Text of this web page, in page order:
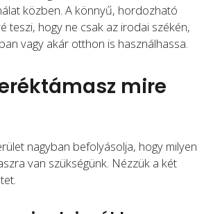
közben. A könnyű, hordozható
teszi, hogy ne csak az irodai székén,
vagy akár otthon is használhassa.
mire
nagyban befolyásolja, hogy milyen
van szükségünk. Nézzük a két